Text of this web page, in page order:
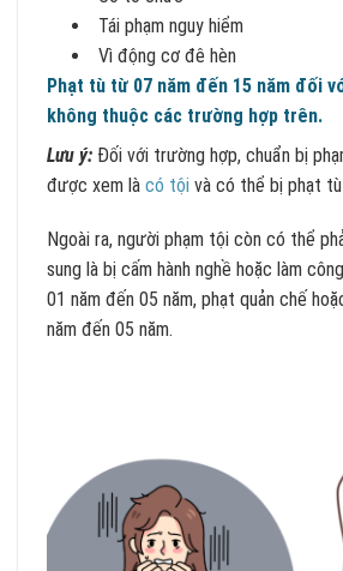
Tái phạm nguy hiểm
Vì động cơ đê hèn
Phạt tù từ 07 năm đến 15 năm đối
không thuộc các trường hợp trên.
Lưu ý: Đối với trường hợp, chuẩn bị
được xem là có tội và có thể bị phạt
Ngoài ra, người phạm tội còn có thể
sung là bị cấm hành nghề hoặc làm
01 năm đến 05 năm, phạt quản chế
năm đến 05 năm.